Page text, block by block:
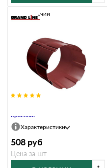
красный
В наличии
Характеристики
508 руб
Цена за шт